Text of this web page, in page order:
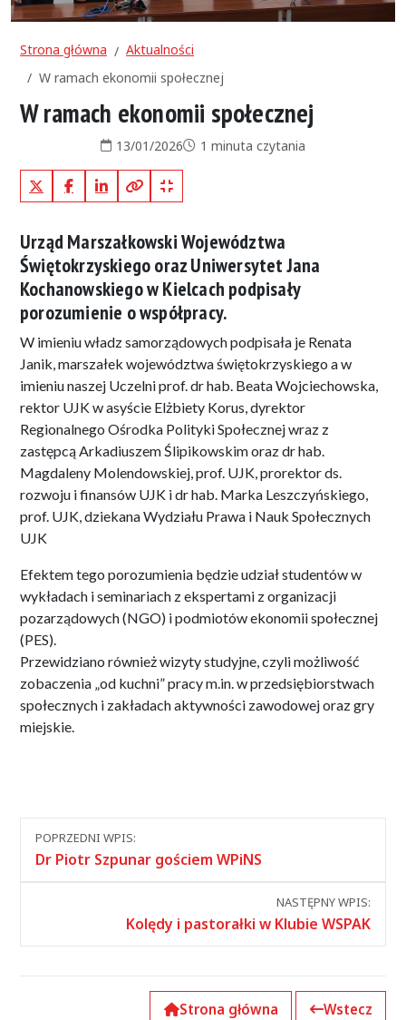
Strona główna
Aktualności
W ramach ekonomii społecznej
W ramach ekonomii społecznej
Data publikacji:
13/01/2026Czas czytania:
1 minuta czytania
X (Twitter)FacebookLinkedInKopiuj pełny link
Kopiuj krótki link
Urząd Marszałkowski Województwa
Świętokrzyskiego oraz Uniwersytet Jana
Kochanowskiego w Kielcach podpisały
porozumienie o współpracy.
W imieniu władz samorządowych podpisała je Renata
Janik, marszałek województwa świętokrzyskiego a w
imieniu naszej Uczelni prof. dr hab. Beata Wojciechowska,
rektor UJK w asyście Elżbiety Korus, dyrektor
Regionalnego Ośrodka Polityki Społecznej wraz z
zastępcą Arkadiuszem Ślipikowskim oraz dr hab.
Magdaleny Molendowskiej, prof. UJK, prorektor ds.
rozwoju i finansów UJK i dr hab. Marka Leszczyńskiego,
prof. UJK, dziekana Wydziału Prawa i Nauk Społecznych
UJK
Efektem tego porozumienia będzie udział studentów w
wykładach i seminariach z ekspertami z organizacji
pozarządowych (NGO) i podmiotów ekonomii społecznej
(PES).
Przewidziano również wizyty studyjne, czyli możliwość
zobaczenia „od kuchni” pracy m.in. w przedsiębiorstwach
społecznych i zakładach aktywności zawodowej oraz gry
miejskie.
Nawigacja
między
POPRZEDNI WPIS:
Dr Piotr Szpunar gościem WPiNS
NASTĘPNY WPIS:
Kolędy i pastorałki w Klubie WSPAK
Strona główna Wstecz